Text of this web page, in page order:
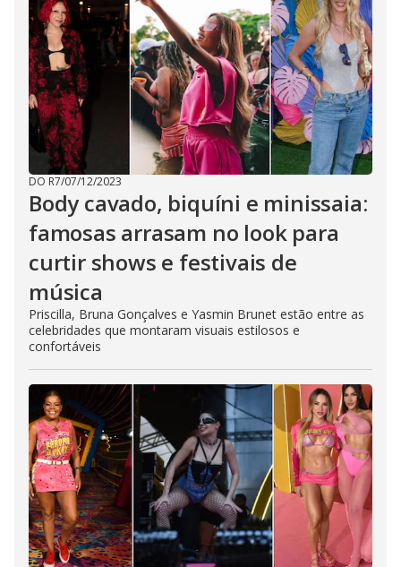
DO R7/07/12/2023
Body cavado, biquíni e minissaia:
famosas arrasam no look para
curtir shows e festivais de
música
Priscilla, Bruna Gonçalves e Yasmin Brunet estão entre as
celebridades que montaram visuais estilosos e
confortáveis